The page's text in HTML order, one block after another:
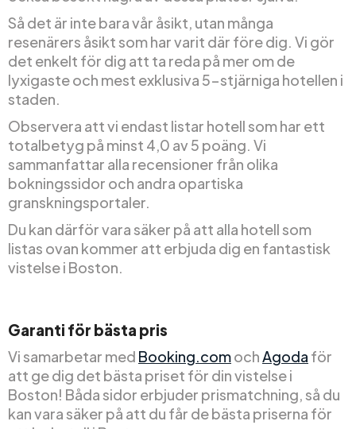
Så det är inte bara vår åsikt, utan många
resenärers åsikt som har varit där före dig. Vi gör
det enkelt för dig att ta reda på mer om de
lyxigaste och mest exklusiva 5-stjärniga hotellen i
staden.
Observera att vi endast listar hotell som har ett
totalbetyg på minst 4,0 av 5 poäng. Vi
sammanfattar alla recensioner från olika
bokningssidor och andra opartiska
granskningsportaler.
Du kan därför vara säker på att alla hotell som
listas ovan kommer att erbjuda dig en fantastisk
vistelse i Boston.
Garanti för bästa pris
Vi samarbetar med Booking.comochAgoda för
att ge dig det bästa priset för din vistelse i
Boston! Båda sidor erbjuder prismatchning, så du
kan vara säker på att du får de bästa priserna för